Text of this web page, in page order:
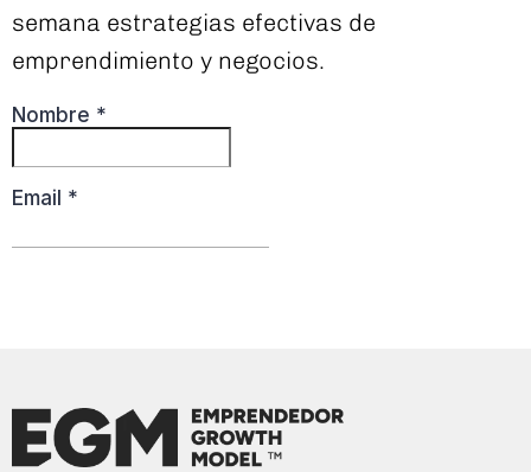
semana estrategias efectivas de
emprendimiento y negocios.